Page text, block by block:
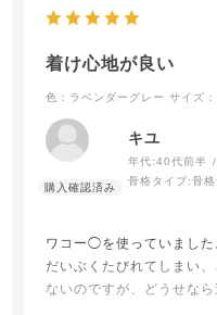
着け心地が良い
色：ラベンダーグレー サイズ
キユ
年代:40代前半
骨格タイプ:骨
ワコー◯を使っていました
だいぶくたびれてしまい
ないのですが、どうせな